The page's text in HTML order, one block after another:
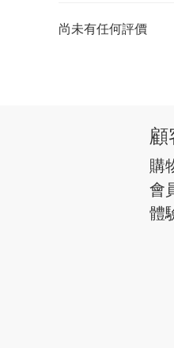
尚未有任何評價
顧
購
會
體